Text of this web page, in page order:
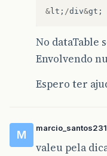
& lt ; /div&gt ;
No dataTable
Envolvendo
Espero ter
M
valeu pela